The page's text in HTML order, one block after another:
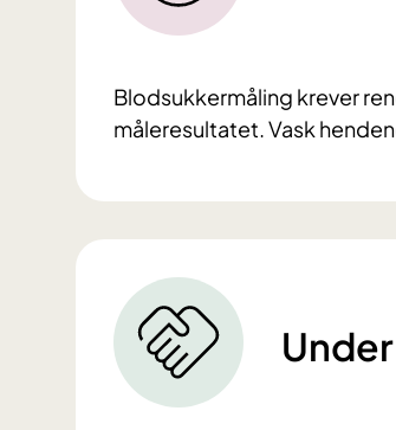
Blodsukkermåling krever
måleresultatet. Vask
Under